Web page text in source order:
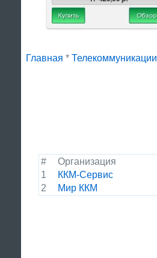
Главная * Телекоммуникации
# Организация
1
ККМ-Сервис
2
Мир ККМ